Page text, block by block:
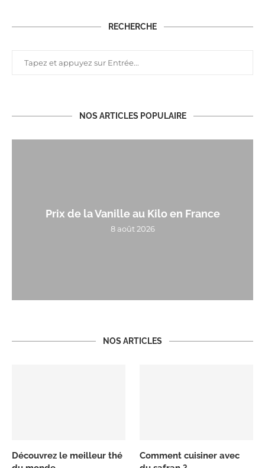
RECHERCHE
NOS ARTICLES POPULAIRE
Prix de la Vanille au Kilo en France
8 août 2026
NOS ARTICLES
Découvrez le meilleur thé
Comment cuisiner avec